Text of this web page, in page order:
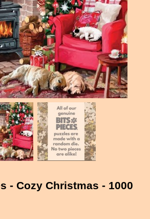
- Cozy Christmas - 1000